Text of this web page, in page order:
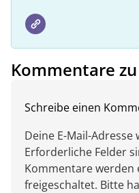
Kommentare
Schreibe einen
Deine E-Mail-
Erforderliche Felder
Kommentare werden
freigeschaltet. Bitte